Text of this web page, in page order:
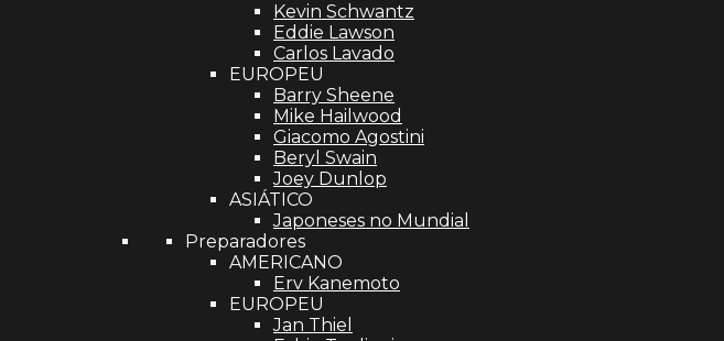
Kevin Schwantz
Eddie Lawson
Carlos Lavado
EUROPEU
Barry Sheene
Mike Hailwood
Giacomo Agostini
Beryl Swain
Joey Dunlop
ASIÁTICO
Japoneses no Mundial
Preparadores
AMERICANO
Erv Kanemoto
EUROPEU
Jan Thiel